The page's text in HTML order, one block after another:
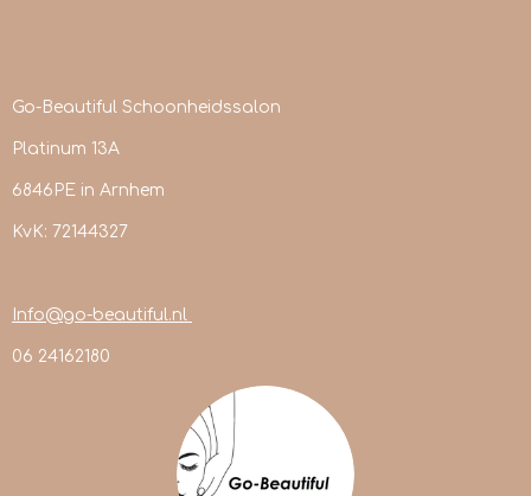
Go-Beautiful Schoonheidssalon
Platinum 13A
6846PE in Arnhem
KvK: 72144327
Info@go-beautiful.nl
06 24162180